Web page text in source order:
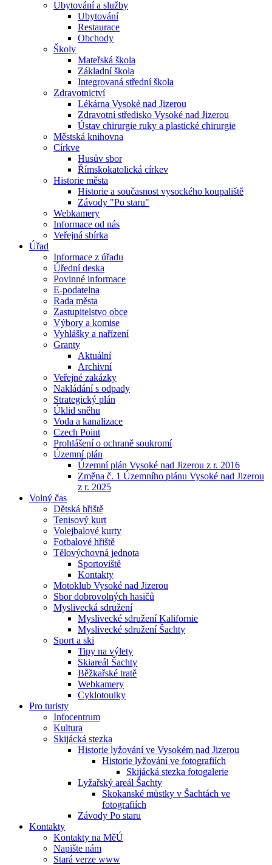
Ubytování a služby
Ubytování
Restaurace
Obchody
Školy
Mateřská škola
Základní škola
Integrovaná střední škola
Zdravotnictví
Lékárna Vysoké nad Jizerou
Zdravotní středisko Vysoké nad Jizerou
Ústav chirurgie ruky a plastické chirurgie
Městská knihovna
Církve
Husův sbor
Římskokatolická církev
Historie města
Historie a současnost vysockého koupaliště
Závody "Po staru"
Webkamery
Informace od nás
Veřejná sbírka
Úřad
Informace z úřadu
Úřední deska
Povinné informace
E-podatelna
Rada města
Zastupitelstvo obce
Výbory a komise
Vyhlášky a nařízení
Granty
Aktuální
Archivní
Veřejné zakázky
Nakládání s odpady
Strategický plán
Úklid sněhu
Voda a kanalizace
Czech Point
Prohlášení o ochraně soukromí
Územní plán
Územní plán Vysoké nad Jizerou z r. 2016
Změna č. 1 Územního plánu Vysoké nad Jizerou
z r. 2025
Volný čas
Dětská hřiště
Tenisový kurt
Volejbalové kurty
Fotbalové hřiště
Tělovýchovná jednota
Sportoviště
Kontakty
Motoklub Vysoké nad Jizerou
Sbor dobrovolných hasičů
Myslivecká sdružení
Myslivecké sdružení Kalifornie
Myslivecké sdružení Šachty
Sport a ski
Tipy na výlety
Skiareál Šachty
Běžkařské tratě
Webkamery
Cyklotoulky
Pro turisty
Infocentrum
Kultura
Skijácká stezka
Historie lyžování ve Vysokém nad Jizerou
Historie lyžování ve fotografiích
Skijácká stezka fotogalerie
Lyžařský areál Šachty
Skokanské můstky v Šachtách ve
fotografiích
Závody Po staru
Kontakty
Kontakty na MěÚ
Napište nám
Stará verze www